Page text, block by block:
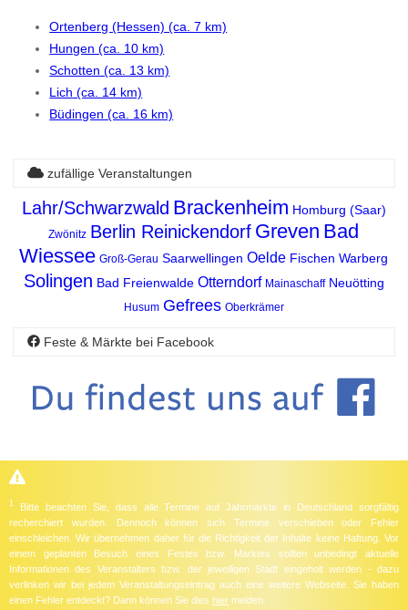
Ortenberg (Hessen) (ca. 7 km)
Hungen (ca. 10 km)
Schotten (ca. 13 km)
Lich (ca. 14 km)
Büdingen (ca. 16 km)
zufällige Veranstaltungen
Lahr/Schwarzwald Brackenheim Homburg (Saar)
Zwönitz Berlin Reinickendorf Greven Bad
Wiessee Groß-Gerau Saarwellingen Oelde Fischen Warberg
Solingen Bad Freienwalde Otterndorf Mainaschaff Neuötting
Husum Gefrees Oberkrämer
Feste & Märkte bei Facebook
1 Bitte beachten Sie, dass alle Termine auf Jahrmärkte in Deutschland sorgfältig
recherchiert wurden. Dennoch können sich Termine verschieben oder Fehler
einschleichen. Wir übernehmen daher für die Richtigkeit der Inhalte keine Haftung. Vor
einem geplanten Besuch eines Festes bzw. Marktes sollten unbedingt aktuelle
Informationen des Veranstalters bzw. der jeweiligen Stadt eingeholt werden - dazu
verlinken wir bei jedem Veranstaltungseintrag auch eine weitere Webseite. Sie haben
einen Fehler entdeckt? Dann können Sie dies hier melden.